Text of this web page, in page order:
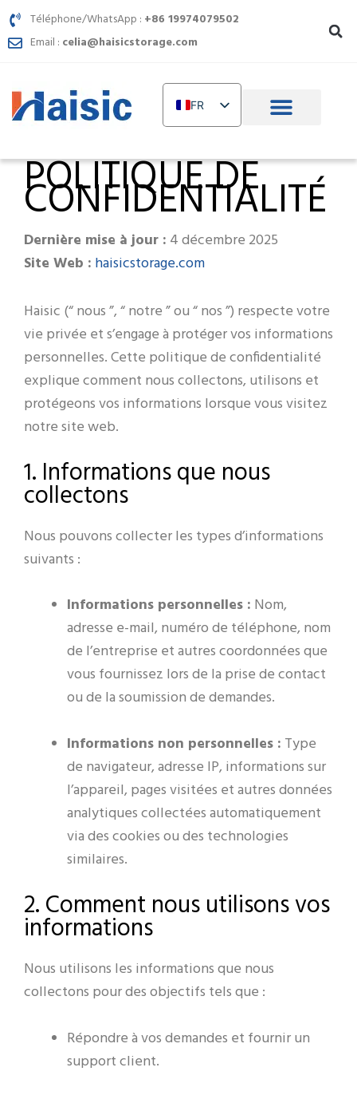
Aller
au
contenu
Téléphone/WhatsApp : +86 19974079502
Email : celia@haisicstorage.com
FR
EN
DE
TR
IT
RU
AR
NL
UR
POLITIQUE DE
CONFIDENTIALITÉ
Dernière mise à jour : 4 décembre 2025
Site Web : haisicstorage.com
Haisic (“ nous ”, “ notre ” ou “ nos ”) respecte votre
vie privée et s’engage à protéger vos informations
personnelles. Cette politique de confidentialité
explique comment nous collectons, utilisons et
protégeons vos informations lorsque vous visitez
notre site web.
1. Informations que nous
collectons
Nous pouvons collecter les types d’informations
suivants :
Informations personnelles : Nom,
adresse e-mail, numéro de téléphone, nom
de l’entreprise et autres coordonnées que
vous fournissez lors de la prise de contact
ou de la soumission de demandes.
Informations non personnelles : Type
de navigateur, adresse IP, informations sur
l’appareil, pages visitées et autres données
analytiques collectées automatiquement
via des cookies ou des technologies
similaires.
2. Comment nous utilisons vos
informations
Nous utilisons les informations que nous
collectons pour des objectifs tels que :
Répondre à vos demandes et fournir un
support client.